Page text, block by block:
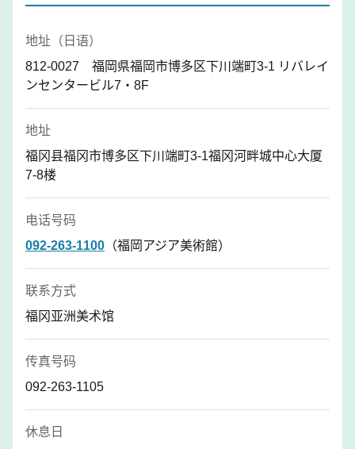
地址（日语）
812-0027 福岡県福岡市博多区下川端町3-1 リバレイ
ンセンタービル7・8F
地址
福冈县福冈市博多区下川端町3-1福冈河畔城中心大厦
7-8楼
电话号码
092-263-1100 （福岡アジア美術館）
联系方式
福冈亚洲美术馆
传真号码
092-263-1105
休息日